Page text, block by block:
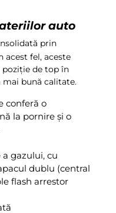
auto
prin
acest fel, aceste
poziție de top în
bună calitate.
conferă o
la pornire și o
a gazului, cu
dublu (central
flash arrestor